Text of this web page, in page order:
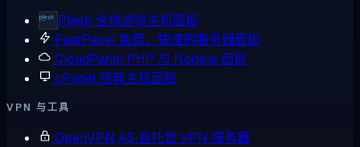
Plesk 全栈虚拟主机面板
FastPanel 免费、快速的服务器面板
CloudPanel PHP 与 Node.js 面板
cPanel经典主机面板
VPN 与工具
OpenVPN AS 自托管 VPN 服务器